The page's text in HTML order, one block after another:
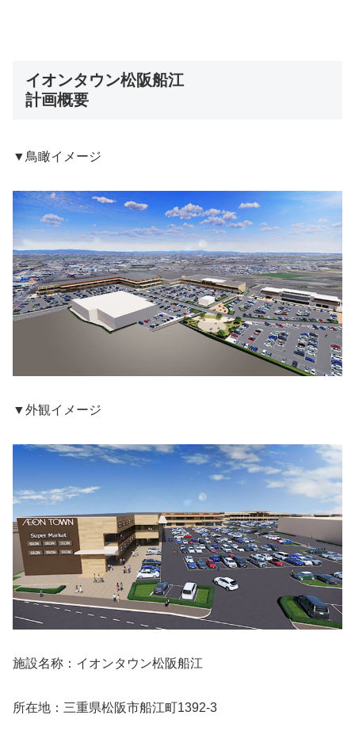
イオンタウン松阪船江
計画概要
▼鳥瞰イメージ
▼外観イメージ
施設名称：イオンタウン松阪船江
所在地：三重県松阪市船江町1392-3